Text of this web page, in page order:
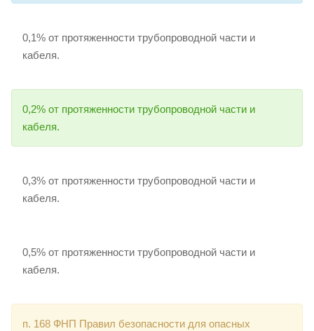
0,1% от протяженности трубопроводной части и
кабеля.
0,2% от протяженности трубопроводной части и
кабеля.
0,3% от протяженности трубопроводной части и
кабеля.
0,5% от протяженности трубопроводной части и
кабеля.
п. 168 ФНП Правил безопасности для опасных